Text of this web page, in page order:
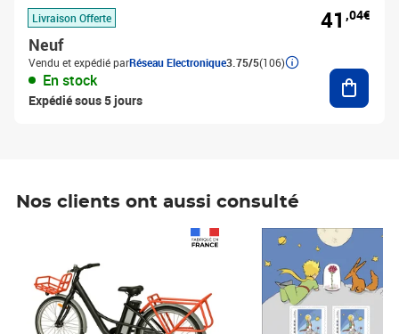
Livraison Offerte
Neuf
Vendu et expédié parRéseau Electronique3.75/5(106)
En stock
Expédié sous 5 jours
41 ,04€
Nos clients ont aussi consulté
Prix 7,50€